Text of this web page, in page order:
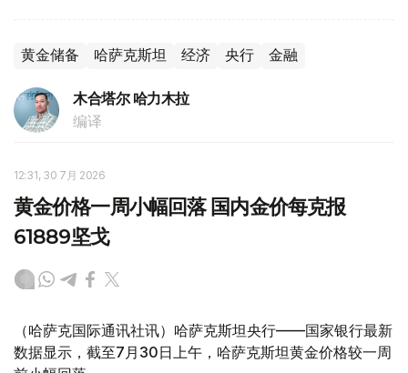
黄金储备 哈萨克斯坦 经济 央行 金融
木合塔尔 哈力木拉
编译
12:31, 30 7月 2026
黄金价格一周小幅回落 国内金价每克报
61889坚戈
（哈萨克国际通讯社讯）哈萨克斯坦央行——国家银行最新
数据显示，截至7月30日上午，哈萨克斯坦黄金价格较一周